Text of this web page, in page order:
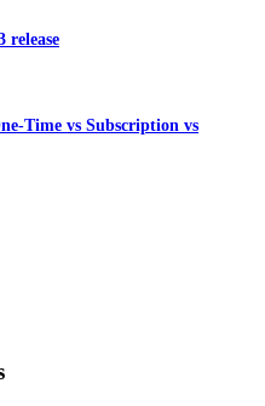
release
Time vs Subscription vs